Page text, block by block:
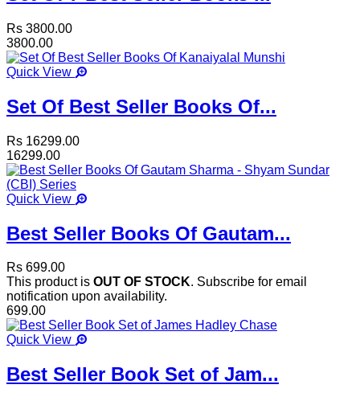
Rs 3800.00
3800.00
Quick View
Set Of Best Seller Books Of...
Rs 16299.00
16299.00
Quick View
Best Seller Books Of Gautam...
Rs 699.00
This product is OUT OF STOCK. Subscribe for email
notification upon availability.
699.00
Quick View
Best Seller Book Set of Jam...